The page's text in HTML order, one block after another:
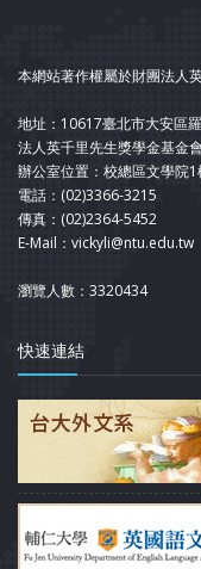
本網站著作權屬於財團法人
地址：10617臺北市大安區
法人英千里先生獎學金基金會
辦公室位置：校總區文學院
電話：(02)3366-3215
傳真：(02)2364-5452
E-Mail：vickyli@ntu.edu.tw
瀏覽人數：3320434
快速連結